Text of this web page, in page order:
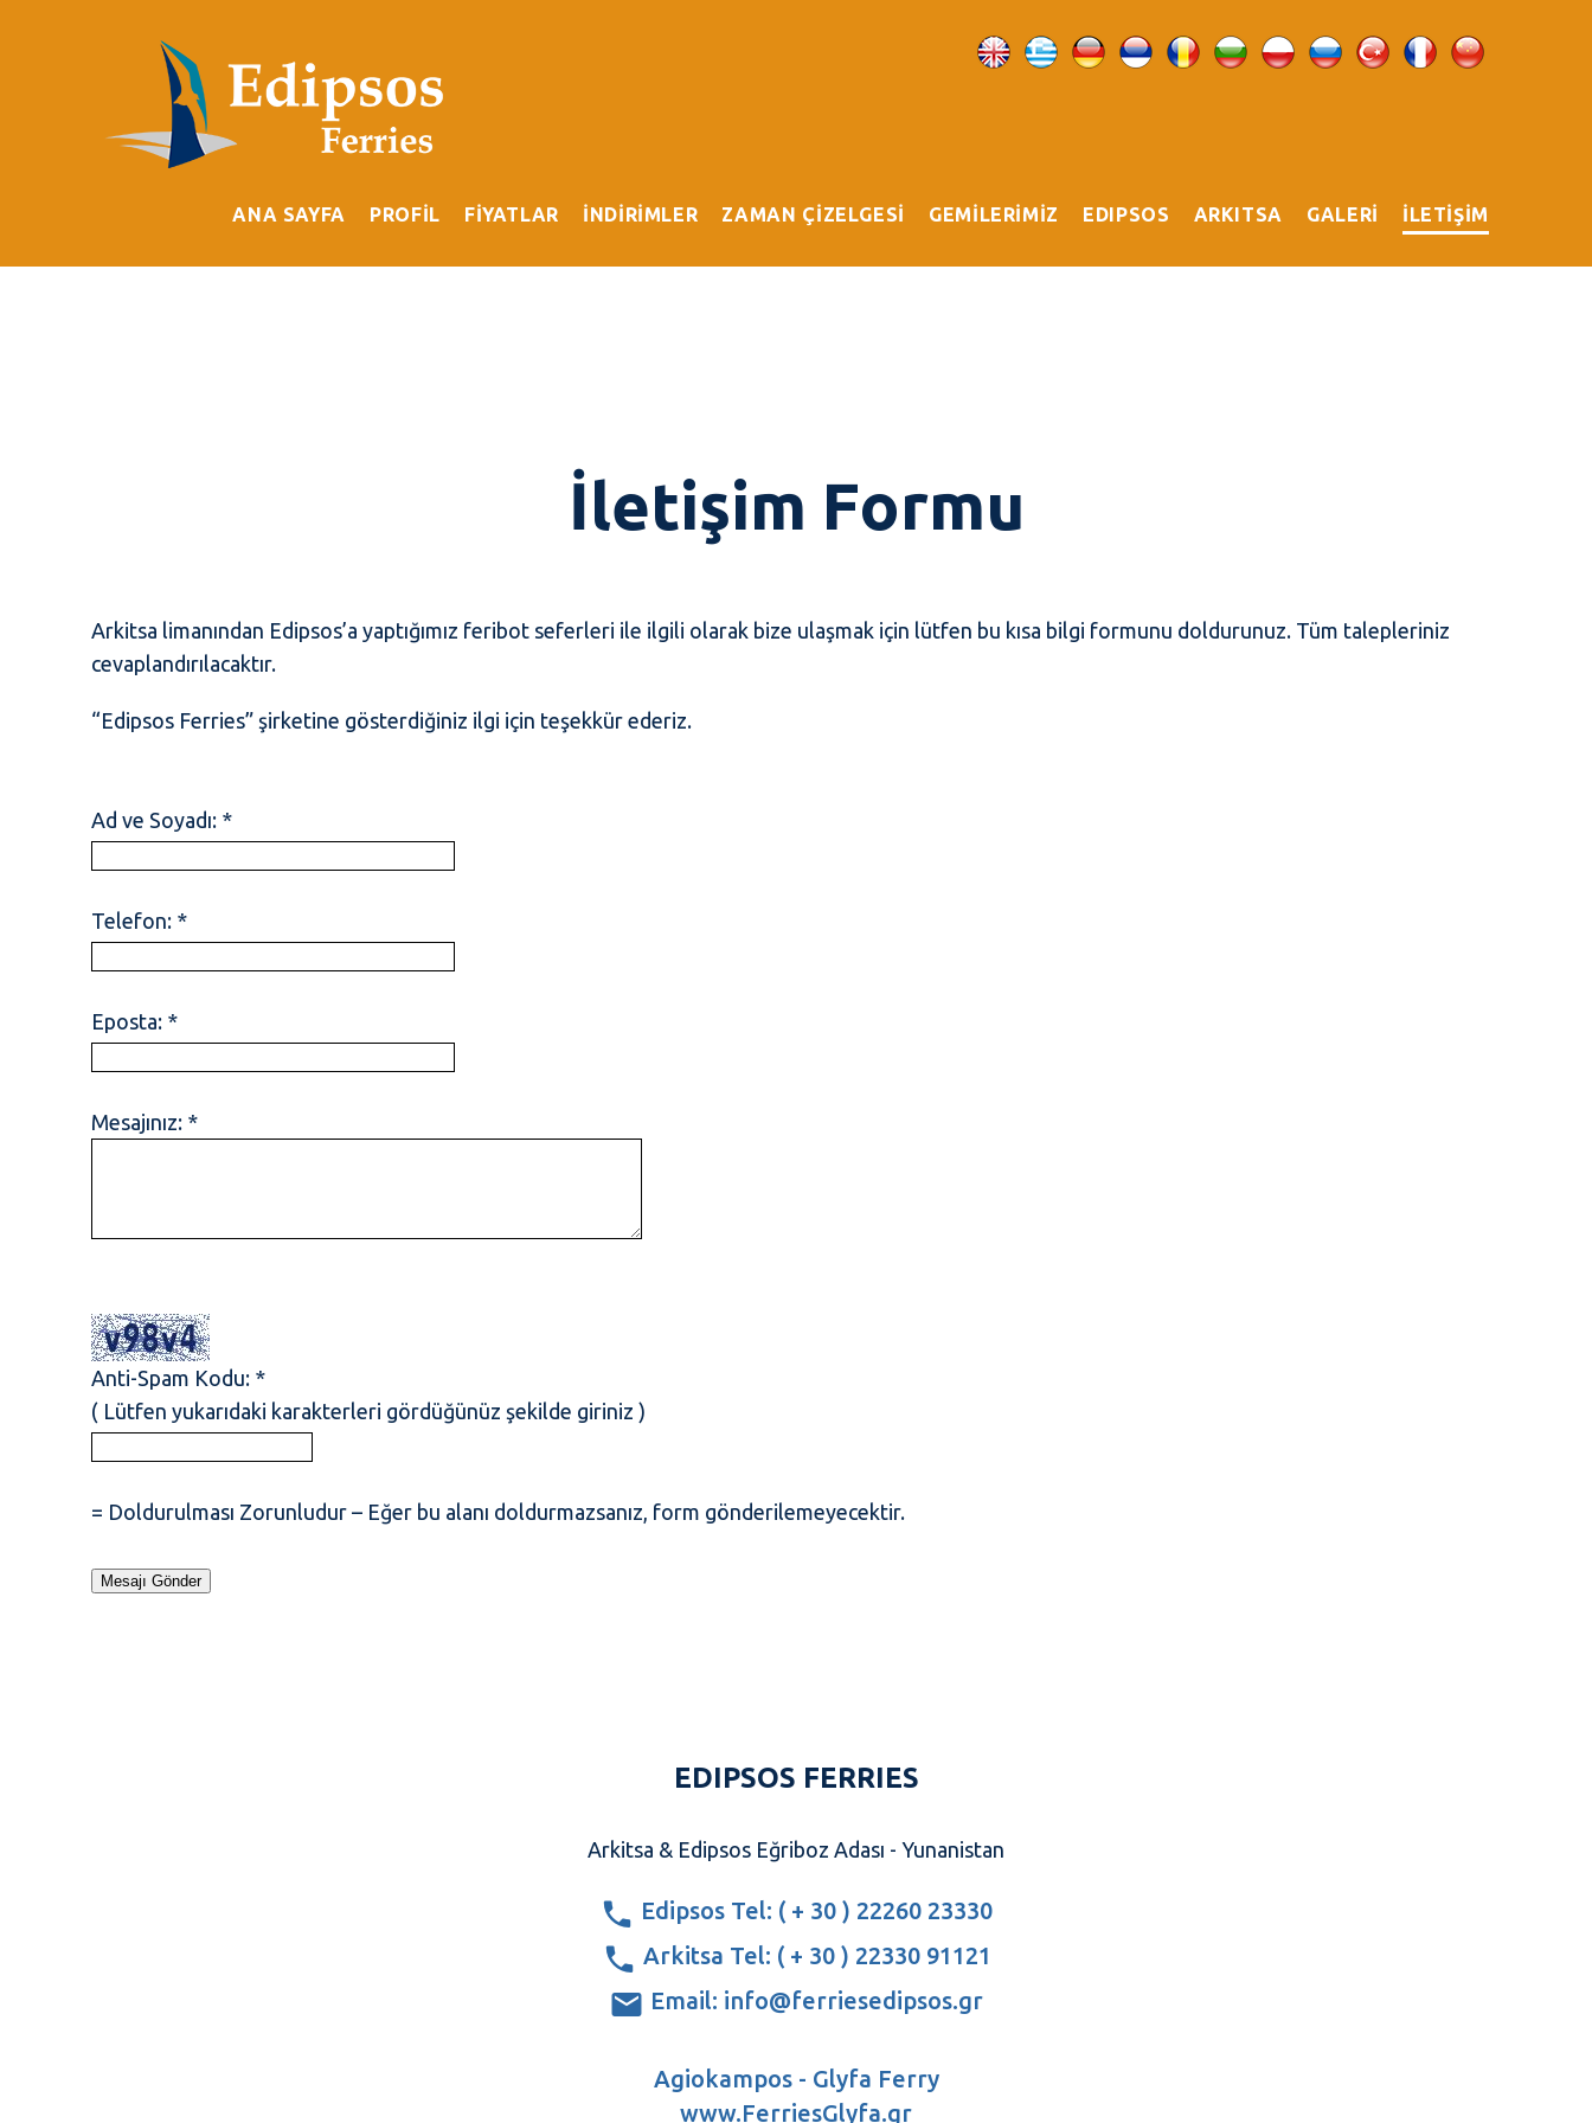
ANA SAYFA PROFİL FİYATLAR İNDİRİMLER ZAMAN ÇİZELGESİ GEMİLERİMİZ EDIPSOS ARKITSA GALERİ İLETİŞİM
İletişim Formu
Arkitsa limanından Edipsos’a yaptığımız feribot seferleri ile ilgili olarak bize ulaşmak için lütfen bu kısa bilgi formunu doldurunuz. Tüm talepleriniz
cevaplandırılacaktır.
“Edipsos Ferries” şirketine gösterdiğiniz ilgi için teşekkür ederiz.
Ad ve Soyadı: *
Telefon: *
Eposta: *
Mesajınız: *
Anti-Spam Kodu: *
( Lütfen yukarıdaki karakterleri gördüğünüz şekilde giriniz )
= Doldurulması Zorunludur – Eğer bu alanı doldurmazsanız, form gönderilemeyecektir.
EDIPSOS FERRIES
Arkitsa & Edipsos Eğriboz Adası - Yunanistan
Edipsos Tel: ( + 30 ) 22260 23330
Arkitsa Tel: ( + 30 ) 22330 91121
Email: info@ferriesedipsos.gr
Agiokampos - Glyfa Ferry
www.FerriesGlyfa.gr